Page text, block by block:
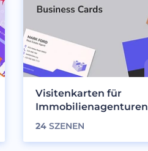
Visitenkarten für
Immobilienagenturen
24 SZENEN